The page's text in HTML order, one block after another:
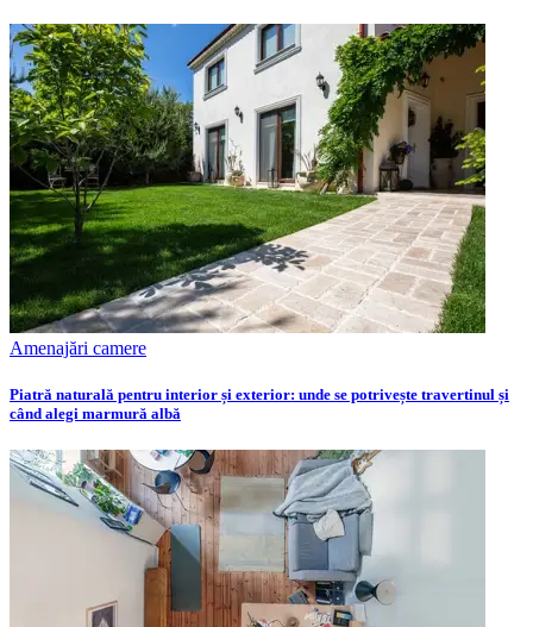
Amenajări camere
Piatră naturală pentru interior și exterior: unde se potrivește travertinul și
când alegi marmură albă